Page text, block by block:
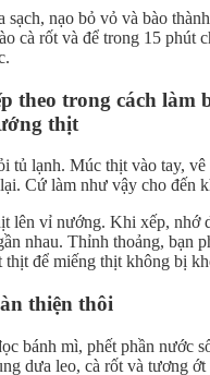
sạch, nạo bỏ vỏ và bào
cà rốt và để trong 15 phút
theo trong cách làm
thịt
tủ lạnh. Múc thịt vào tay, vê
Cứ làm như vậy cho đến
lên vỉ nướng. Khi xếp, nhớ
nhau. Thỉnh thoảng, bạn
thịt để miếng thịt không bị
thiện thôi
bánh mì, phết phần nước
dưa leo, cà rốt và tương ớt